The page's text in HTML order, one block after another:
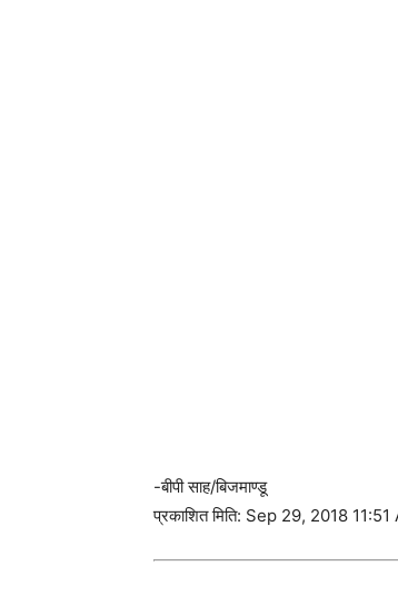
-बीपी साह/बिजमाण्डू
प्रकाशित मिति: Sep 29, 2018 11:51